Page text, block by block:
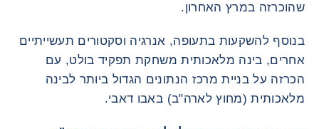
שהוכרזה במרץ האחרון.
בנוסף להשקעות בתעופה, אנרגיה וסקטורים תעשייתיים
אחרים, בינה מלאכותית משחקת תפקיד בולט, עם
הכרזה על בניית מרכז הנתונים הגדול ביותר לבינה
מלאכותית (מחוץ לארה"ב) באבו דאבי.